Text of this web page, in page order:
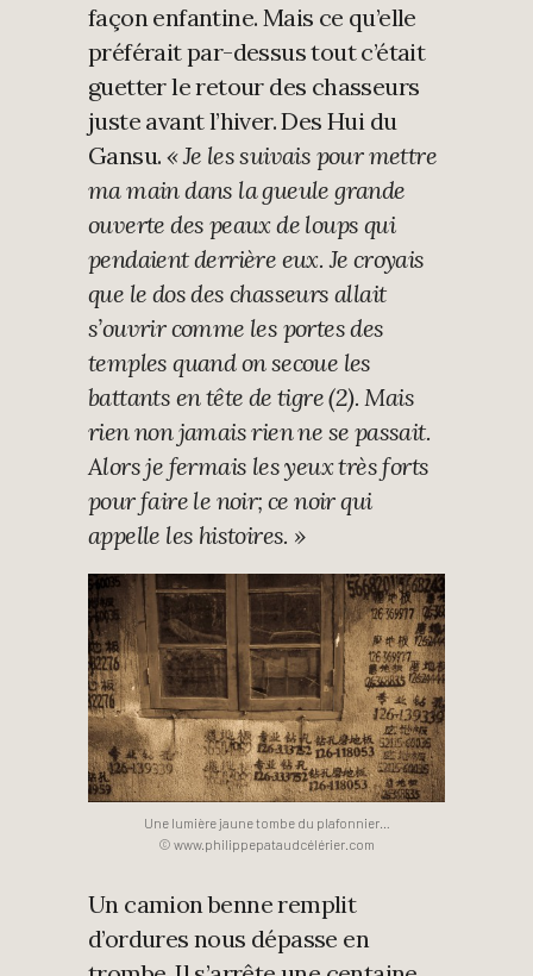
façon enfantine. Mais ce qu’elle
préférait par-dessus tout c’était
guetter le retour des chasseurs
juste avant l’hiver. Des Hui du
Gansu. « Je les suivais pour mettre
ma main dans la gueule grande
ouverte des peaux de loups qui
pendaient derrière eux. Je croyais
que le dos des chasseurs allait
s’ouvrir comme les portes des
temples quand on secoue les
battants en tête de tigre (2). Mais
rien non jamais rien ne se passait.
Alors je fermais les yeux très forts
pour faire le noir; ce noir qui
appelle les histoires. »
Une lumière jaune tombe du plafonnier…
© www.philippepataudcélérier.com
Un camion benne remplit
d’ordures nous dépasse en